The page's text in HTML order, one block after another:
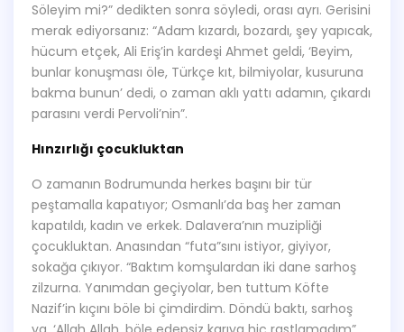
Söleyim mi?” dedikten sonra söyledi, orası ayrı. Gerisini
merak ediyorsanız: “Adam kızardı, bozardı, şey yapıcak,
hücum etçek, Ali Eriş’in kardeşi Ahmet geldi, ‘Beyim,
bunlar konuşması öle, Türkçe kıt, bilmiyolar, kusuruna
bakma bunun’ dedi, o zaman aklı yattı adamın, çıkardı
parasını verdi Pervoli’nin”.
Hınzırlığı çocukluktan
O zamanın Bodrumunda herkes başını bir tür
peştamalla kapatıyor; Osmanlı’da baş her zaman
kapatıldı, kadın ve erkek. Dalavera’nın muzipliği
çocukluktan. Anasından “futa”sını istiyor, giyiyor,
sokağa çıkıyor. “Baktım komşulardan iki dane sarhoş
zilzurna. Yanımdan geçiyolar, ben tuttum Köfte
Nazif’in kıçını böle bi çimdirdim. Döndü baktı, sarhoş